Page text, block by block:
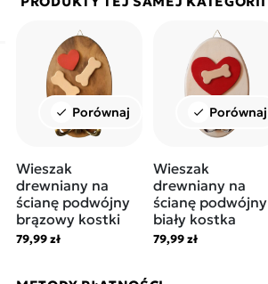
check Porównaj
Wieszak
drewniany na
ścianę podwójny
brązowy kostki
79,99 zł
check Porównaj
Wieszak
drewniany na
ścianę podwójny
biały kostka
79,99 zł